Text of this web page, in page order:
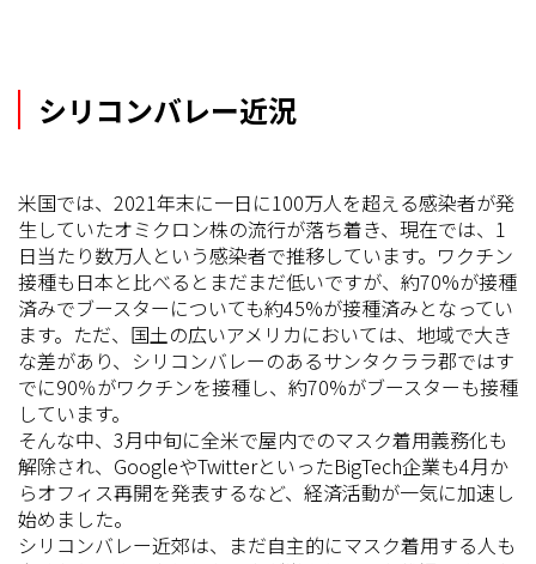
シリコンバレー近況
米国では、2021年末に一日に100万人を超える感染者が発
生していたオミクロン株の流行が落ち着き、現在では、1
日当たり数万人という感染者で推移しています。ワクチン
接種も日本と比べるとまだまだ低いですが、約70%が接種
済みでブースターについても約45%が接種済みとなってい
ます。ただ、国土の広いアメリカにおいては、地域で大き
な差があり、シリコンバレーのあるサンタクララ郡ではす
でに90％がワクチンを接種し、約70%がブースターも接種
しています。
そんな中、3月中旬に全米で屋内でのマスク着用義務化も
解除され、GoogleやTwitterといったBigTech企業も4月か
らオフィス再開を発表するなど、経済活動が一気に加速し
始めました。
シリコンバレー近郊は、まだ自主的にマスク着用する人も